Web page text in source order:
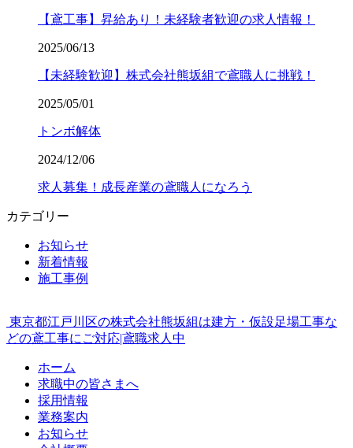
【鳶工事】昇給あり！未経験者歓迎の求人情報！
2025/06/13
【未経験歓迎】株式会社熊坂組で鳶職人に挑戦！
2025/05/01
トンボ解体
2024/12/06
求人募集！成長産業の鳶職人になろう
カテゴリー
お知らせ
新着情報
施工事例
東京都江戸川区の株式会社熊坂組は建方・仮設足場工事な
どの鳶工事にご対応|鳶職求人中
ホーム
求職中の皆さまへ
採用情報
業務案内
お知らせ